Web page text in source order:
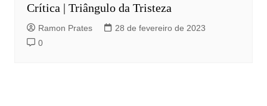
Crítica | Triângulo da Tristeza
Ramon Prates
28 de fevereiro de 2023
0